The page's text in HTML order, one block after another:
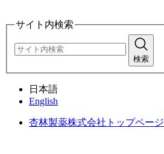
サイト内検索
検索
日本語
English
杏林製薬株式会社トップページ